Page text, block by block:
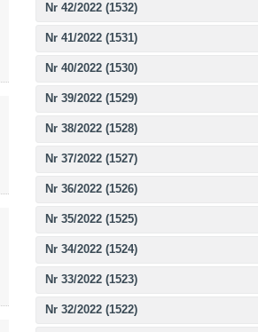
Nr 42/2022 (1532)
Nr 41/2022 (1531)
Nr 40/2022 (1530)
Nr 39/2022 (1529)
Nr 38/2022 (1528)
Nr 37/2022 (1527)
Nr 36/2022 (1526)
Nr 35/2022 (1525)
Nr 34/2022 (1524)
Nr 33/2022 (1523)
Nr 32/2022 (1522)